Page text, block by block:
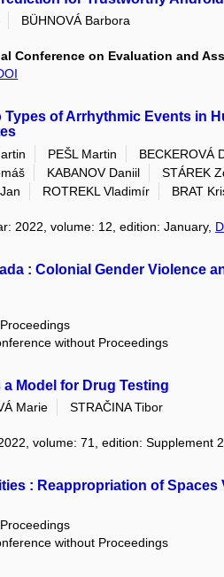
BÜHNOVÁ Barbora
Conference on Evaluation and
of Arrhythmic Events in
PEŠL Martin
BECKEROVÁ
KABANOV Daniil
STÁREK
ROTREKL Vladimír
BRAT
2022, volume: 12, edition: January,
: Colonial Gender Violence
without Proceedings
Model for Drug Testing
Marie
STRAČINA Tibor
volume: 71, edition: Supplement 2,
: Reappropriation of Spaces
without Proceedings